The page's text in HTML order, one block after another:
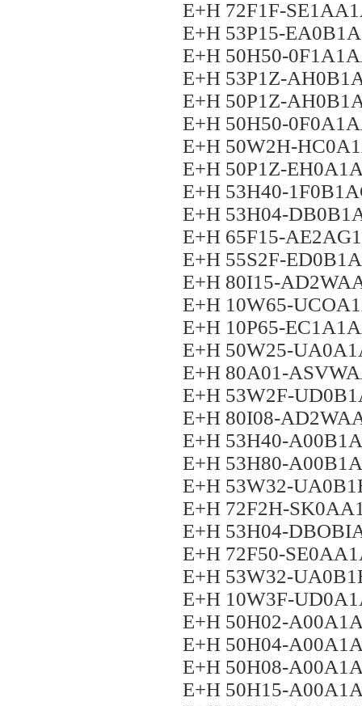
E+H 72F1F-
E+H 53P15-
E+H 50H50-
E+H 53P1Z-
E+H 50P1Z-
E+H 50H50-
E+H 50W2H-
E+H 50P1Z-
E+H 53H40-
E+H 53H04-
E+H 65F15-
E+H 55S2F-
E+H 80I15-
E+H 10W65-
E+H 10P65-
E+H 50W25-
E+H 80A01-
E+H 53W2F-
E+H 80I08-
E+H 53H40-
E+H 53H80-
E+H 53W32-
E+H 72F2H-
E+H 53H04-
E+H 72F50-
E+H 53W32-
E+H 10W3F-
E+H 50H02-
E+H 50H04-
E+H 50H08-
E+H 50H15-